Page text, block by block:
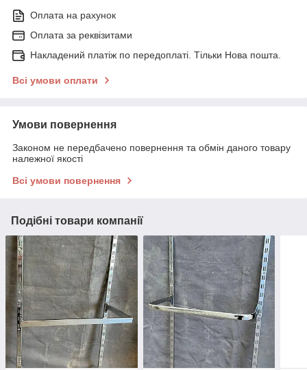
Оплата на рахунок
Оплата за реквізитами
Накладений платіж по передоплаті. Тільки Нова пошта.
Всі умови оплати
Умови повернення
Законом не передбачено повернення та обмін даного товару
належної якості
Всі умови повернення
Подібні товари компанії